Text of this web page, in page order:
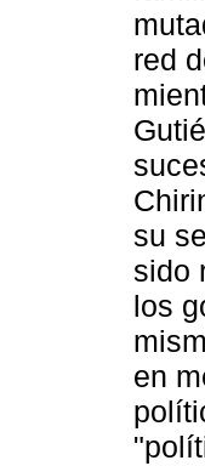
red
su
sido
los
en